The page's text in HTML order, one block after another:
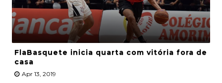
FlaBasquete inicia quarta com vitória fora de
casa
Apr 13, 2019